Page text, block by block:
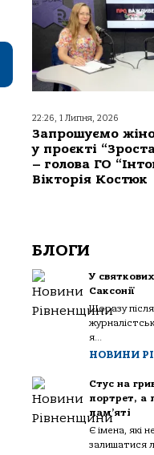
22:26, 1 Липня, 2026
Запрошуємо
у проєкті
– голова ГО
Вікторія Костюк
БЛОГИ
У
Саксонії
Щоразу
я...
НОВИНИ
Стус на
портрет, а
пам’яті
Є імена, які
залишатися